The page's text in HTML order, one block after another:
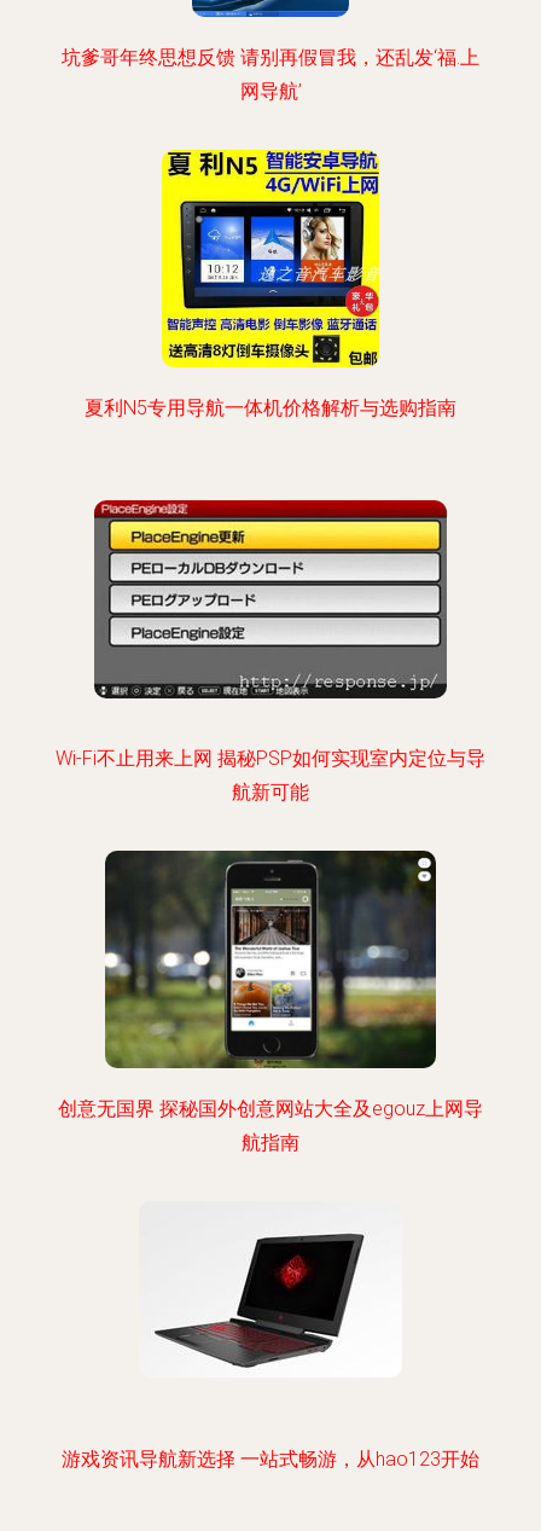
坑爹哥年终思想反馈 请别再假冒我，还乱发‘福.上
网导航’
夏利N5专用导航一体机价格解析与选购指南
Wi-Fi不止用来上网 揭秘PSP如何实现室内定位与导
航新可能
创意无国界 探秘国外创意网站大全及egouz上网导
航指南
游戏资讯导航新选择 一站式畅游，从hao123开始